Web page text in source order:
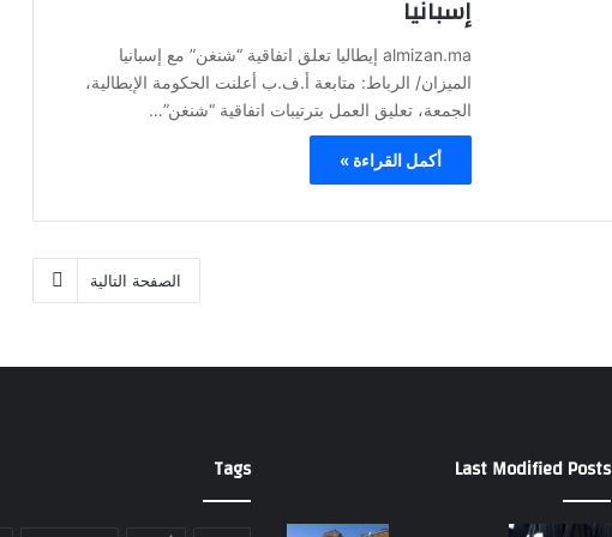
إسبانيا
almizan.ma إيطاليا تعلق اتفاقية “شنغن” مع إسبانيا
الميزان/ الرباط: متابعة أ.ف.ب أعلنت الحكومة الإيطالية،
الجمعة، تعليق العمل بترتيبات اتفاقية “شنغن”…
أكمل القراءة »
الصفحة التالية
Last Modified Posts
Tags